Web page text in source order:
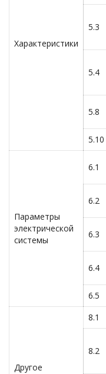
Характеристики
5.3
5.4
5.8
5.10
Параметры
электрической
системы
6.1
6.2
6.3
6.4
6.5
Другое
8.1
8.2